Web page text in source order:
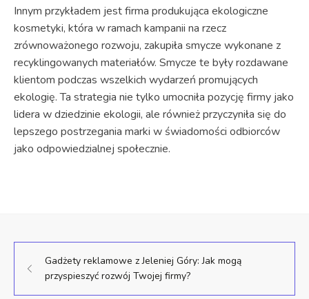
Innym przykładem jest firma produkująca ekologiczne
kosmetyki, która w ramach kampanii na rzecz
zrównoważonego rozwoju, zakupiła smycze wykonane z
recyklingowanych materiałów. Smycze te były rozdawane
klientom podczas wszelkich wydarzeń promujących
ekologię. Ta strategia nie tylko umocniła pozycję firmy jako
lidera w dziedzinie ekologii, ale również przyczyniła się do
lepszego postrzegania marki w świadomości odbiorców
jako odpowiedzialnej społecznie.
Gadżety reklamowe z Jeleniej Góry: Jak mogą
przyspieszyć rozwój Twojej firmy?